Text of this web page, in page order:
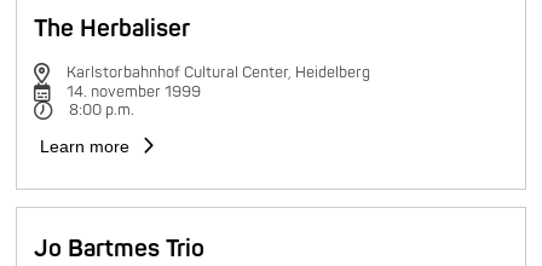
The Herbaliser
Karlstorbahnhof Cultural Center, Heidelberg
14. november 1999
8:00 p.m.
Learn more
Jo Bartmes Trio